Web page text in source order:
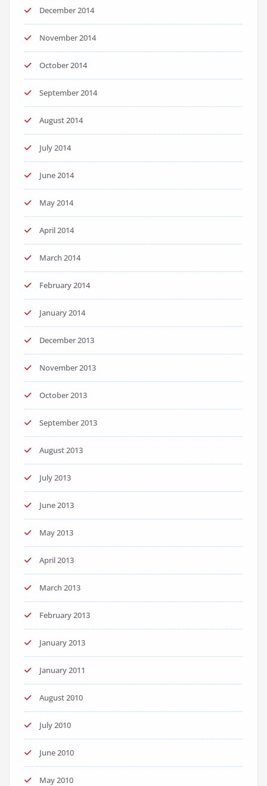
December 2014
November 2014
October 2014
September 2014
August 2014
July 2014
June 2014
May 2014
April 2014
March 2014
February 2014
January 2014
December 2013
November 2013
October 2013
September 2013
August 2013
July 2013
June 2013
May 2013
April 2013
March 2013
February 2013
January 2013
January 2011
August 2010
July 2010
June 2010
May 2010